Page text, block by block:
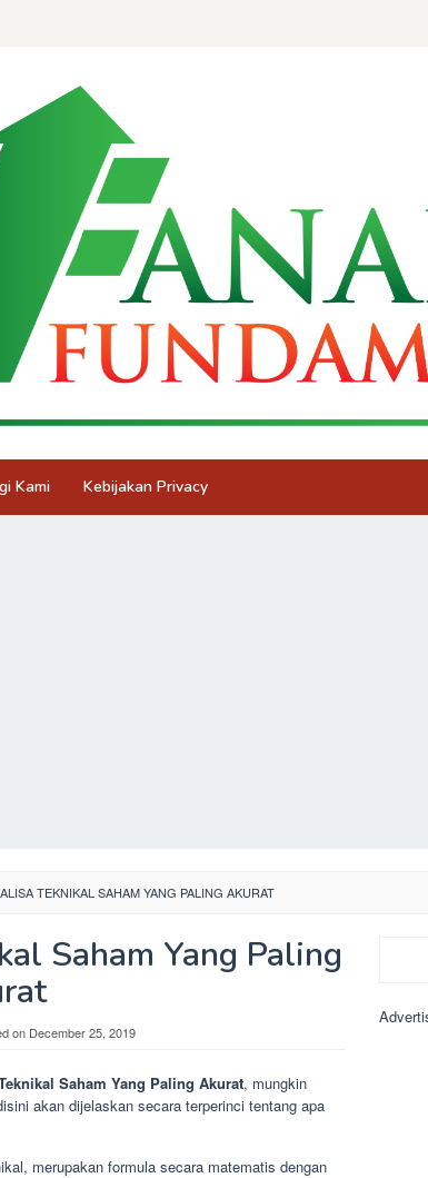
Kami Kebijakan Privacy
TEKNIKAL SAHAM YANG PALING AKURAT
Saham Yang Paling
on December 25, 2019
Saham Yang Paling Akurat, mungkin
akan dijelaskan secara terperinci tentang apa
merupakan formula secara matematis dengan